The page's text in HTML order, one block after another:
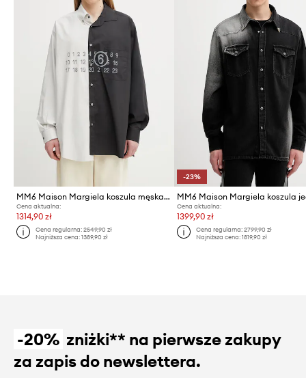
MM6 Maison Margiela koszula męska bawełniana
Cena aktualna:
1314,90 zł
Cena regularna:2549,90 zł
Najniższa cena:1389,90 zł
-23%
Cena aktualna:
1399,90 zł
Cena regularna: 2799,90 zł
Najniższa cena: 1819,90 zł
-20% zniżki** na pierwsze zakupy
za zapis do newslettera.